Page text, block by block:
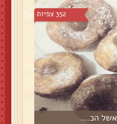
352 צפיות
אשל הכ...